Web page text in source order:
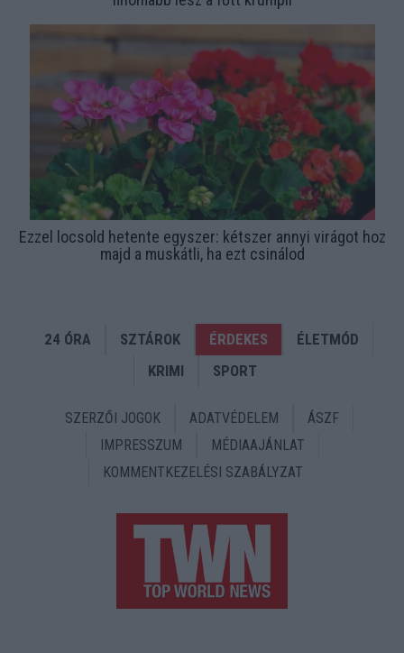
Ezzel locsold hetente egyszer: kétszer annyi virágot hoz
majd a muskátli, ha ezt csinálod
24 ÓRA SZTÁROK ÉRDEKES
ÉLETMÓD
KRIMI
SPORT
SZERZŐI JOGOK ADATVÉDELEM
ÁSZF
IMPRESSZUM
MÉDIAAJÁNLAT
KOMMENTKEZELÉSI SZABÁLYZAT